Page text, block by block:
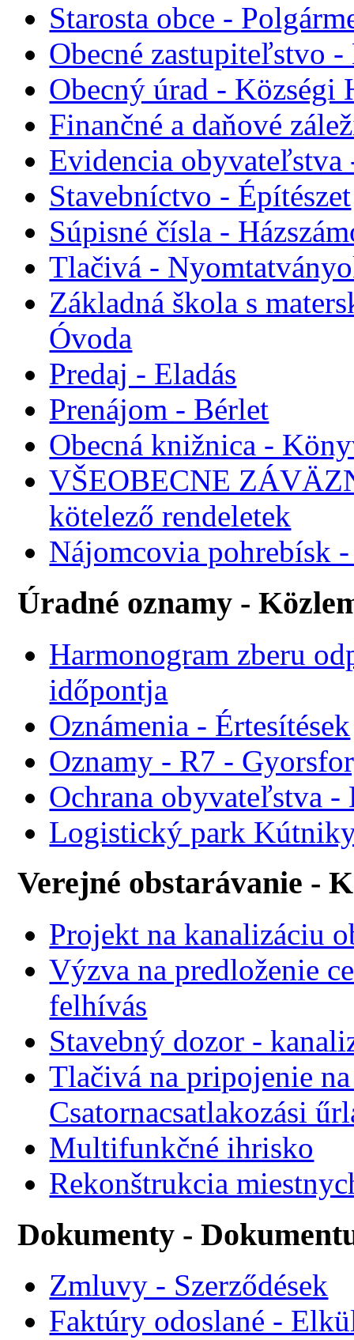
Starosta obce -
Obecné zastupiteľstvo
Obecný úrad - Községi
Finančné a daňové
Evidencia obyvateľstva
Stavebníctvo - Építészet
Súpisné čísla -
Tlačivá -
Základná škola s
Óvoda
Predaj - Eladás
Prenájom - Bérlet
Obecná knižnica -
VŠEOBECNE
kötelező rendeletek
Nájomcovia pohrebísk
Úradné oznamy -
Harmonogram zberu
időpontja
Oznámenia - Értesítések
Oznamy - R7 -
Ochrana obyvateľstva -
Logistický park
Verejné obstarávanie -
Projekt na kanalizáciu
Výzva na predloženie
felhívás
Stavebný dozor -
Tlačivá na pripojenie
Csatornacsatlakozási
Multifunkčné ihrisko
Rekonštrukcia
Dokumenty -
Zmluvy - Szerződések
Faktúry odoslané -